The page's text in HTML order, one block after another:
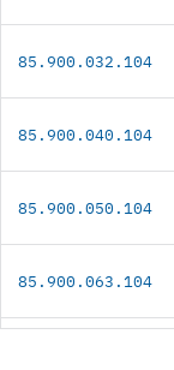
85.900.032.104
85.900.040.104
85.900.050.104
85.900.063.104